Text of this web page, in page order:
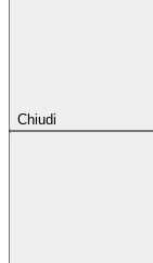
Chiudi